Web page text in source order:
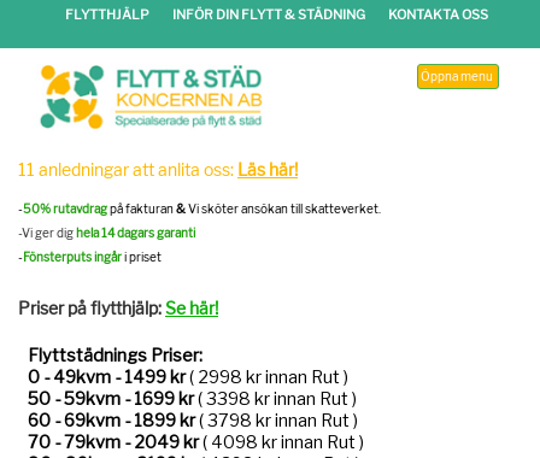
FLYTTHJÄLP INFÖR DIN FLYTT & STÄDNING KONTAKTA OSS
Öppna menu
11 anledningar att anlita oss: Läs här!
-50% rutavdragpå fakturan&Vi sköter ansökan till skatteverket.
-Vi ger dighela 14 dagars garanti
-Fönsterputs ingåri priset
Priser på flytthjälp:Se här!